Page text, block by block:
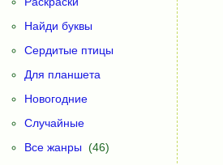
Найди буквы
Сердитые птицы
Для планшета
Новогодние
Случайные
Все жанры (46)